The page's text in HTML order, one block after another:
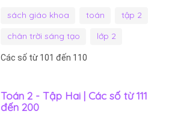
sách giáo khoa toán
tập 2
chân trời sáng tạo
lớp 2
Các số từ 101 đến 110
Toán 2 - Tập Hai | Các số từ 111
đến 200